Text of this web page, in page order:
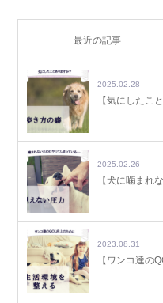
最近の記事
2025.02.28
【気にした
2025.02.26
【犬に噛まれ
2023.08.31
【ワンコ達